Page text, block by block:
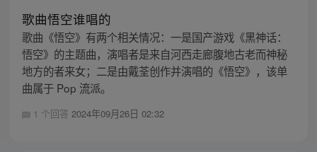
歌曲悟空谁唱的
歌曲《悟空》有两个相关情况：一是国产游戏《黑神话：
悟空》的主题曲，演唱者是来自河西走廊腹地古老而神秘
地方的者来女；二是由戴荃创作并演唱的《悟空》，该单
曲属于 Pop 流派。
1 个回答 2024年09月26日 02:32